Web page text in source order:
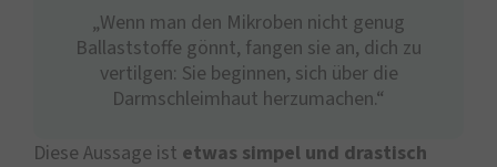
„Wenn man den Mikroben nicht genug
Ballaststoffe gönnt, fangen sie an, dich zu
vertilgen: Sie beginnen, sich über die
Darmschleimhaut herzumachen.“
Diese Aussage ist etwas simpel und drastisch